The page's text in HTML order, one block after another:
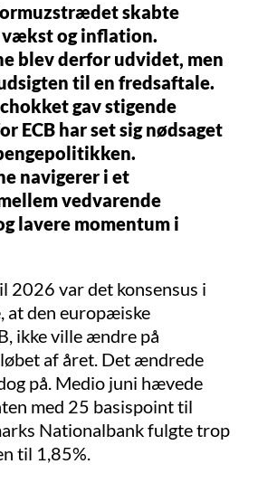
skabte
og inflation.
blev derfor udvidet, men
til en fredsaftale.
gav stigende
ECB har set sig nødsaget
navigerer i et
vedvarende
lavere momentum i
2026 var det konsensus i
at den europæiske
ikke ville ændre på
af året. Det ændrede
på. Medio juni hævede
med 25 basispoint til
Nationalbank fulgte trop
til 1,85%.